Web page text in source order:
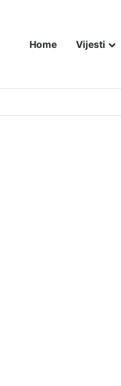
Home Vijesti
– BOSNI!